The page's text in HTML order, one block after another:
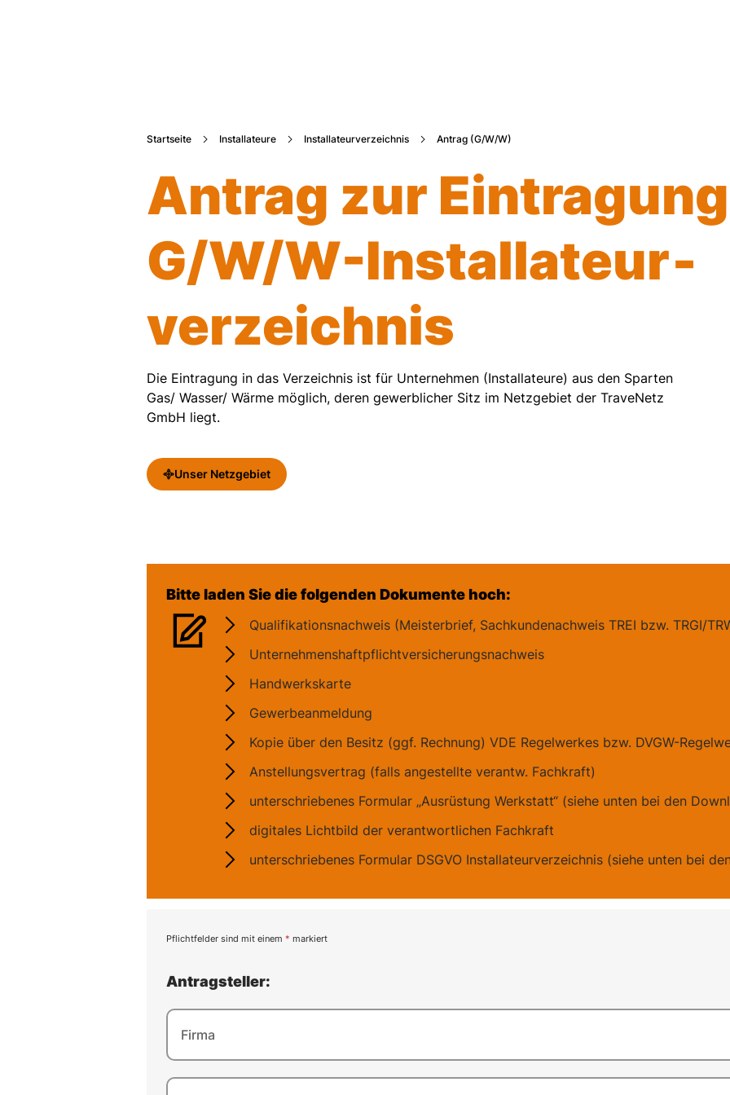
Startseite Installateure Installateurverzeichnis Antrag (G/W/W)
Antrag zur
G/W/W-Installateur­
verzeichnis
Die Eintragung in das Verzeichnis ist für Unternehmen (Installateure) aus den Sparten
Gas/ Wasser/ Wärme möglich, deren gewerblicher Sitz im Netzgebiet der TraveNetz
GmbH liegt.
Unser Netzgebiet
Bitte laden Sie die folgenden Dokumente hoch:
Qualifikationsnachweis (Meisterbrief, Sachkundenachweis TREI bzw. TRGI/
Unternehmenshaftpflichtversicherungsnachweis
Handwerkskarte
Gewerbeanmeldung
Kopie über den Besitz (ggf. Rechnung) VDE Regelwerkes bzw. DVGW-
Anstellungsvertrag (falls angestellte verantw. Fachkraft)
unterschriebenes Formular „Ausrüstung Werkstatt“ (siehe unten bei den
digitales Lichtbild der verantwortlichen Fachkraft
unterschriebenes Formular DSGVO Installateurverzeichnis (siehe unten bei
Pflichtfelder sind mit einem * markiert
Antragsteller:
Firma